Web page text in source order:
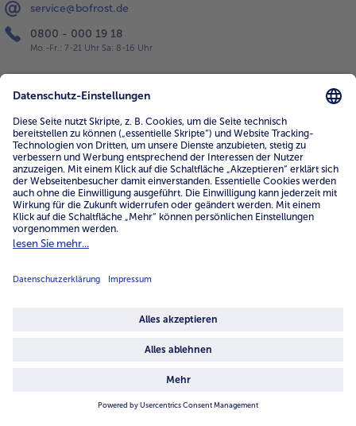
service@bofrost.de
0800 - 000 19 18
Mo.-Fr.: 7-21 Uhr Sa: 8-16 Uhr
Service
Unternehmen
Über uns
4.6/5
82442 reviews